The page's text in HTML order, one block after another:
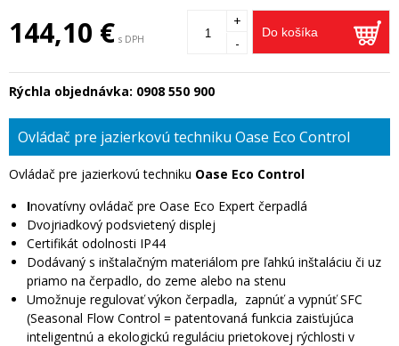
144,10 € s DPH Do košíka
+
-
Rýchla objednávka: 0908 550 900
Ovládač pre jazierkovú techniku Oase Eco Control
Ovládač pre jazierkovú techniku Oase Eco Control
Inovatívny ovládač pre Oase Eco Expert čerpadlá
Dvojriadkový podsvietený displej
Certifikát odolnosti IP44
Dodávaný s inštalačným materiálom pre ľahkú inštaláciu či uz
priamo na čerpadlo, do zeme alebo na stenu
Umožnuje regulovať výkon čerpadla, zapnúť a vypnúť SFC
(Seasonal Flow Control = patentovaná funkcia zaisťujúca
inteligentnú a ekologickú reguláciu prietokovej rýchlosti v